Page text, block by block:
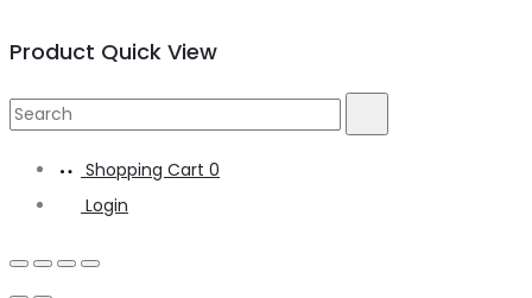
Product Quick View
Search
Shopping Cart 0
Login